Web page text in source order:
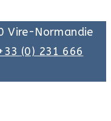
Vire-Normandie
(0) 231 666